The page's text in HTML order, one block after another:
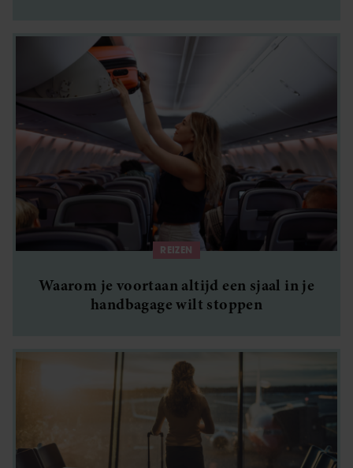
REIZEN
Waarom je voortaan altijd een sjaal in je
handbagage wilt stoppen